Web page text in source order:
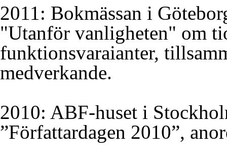
2011: Bokmässan i
"Utanför vanligheten" om
funktionsvaraianter,
medverkande.
2010: ABF-huset i
”Författardagen 2010”,